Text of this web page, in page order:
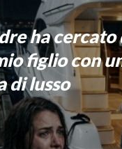
ha cercato
figlio con
di lusso